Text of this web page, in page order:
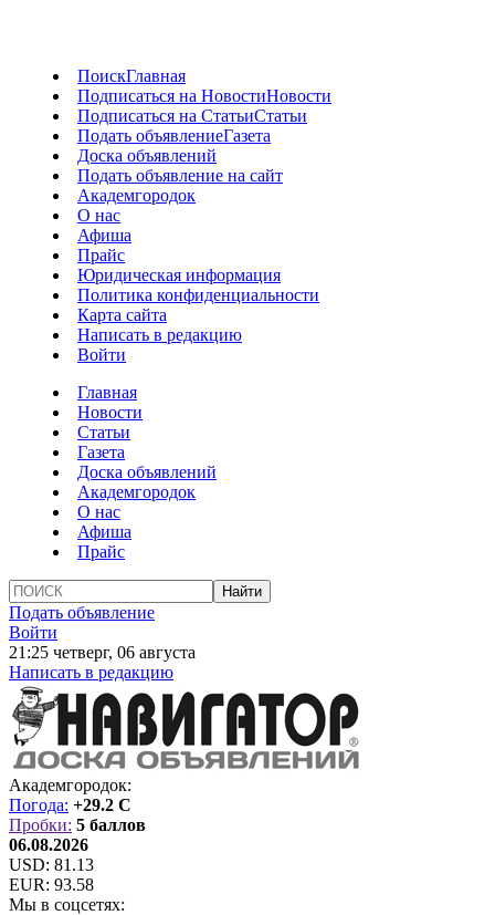
ПоискГлавная
Подписаться на НовостиНовости
Подписаться на СтатьиСтатьи
Подать объявлениеГазета
Доска объявлений
Подать объявление на сайт
Академгородок
О нас
Афиша
Прайс
Юридическая информация
Политика конфиденциальности
Карта сайта
Написать в редакцию
Войти
Главная
Новости
Статьи
Газета
Доска объявлений
Академгородок
О нас
Афиша
Прайс
Подать объявление
Войти
21:25 четверг, 06 августа
Написать в редакцию
Академгородок:
Погода: +29.2 C
Пробки: 5 баллов
06.08.2026
USD: 81.13
EUR: 93.58
Мы в соцсетях: